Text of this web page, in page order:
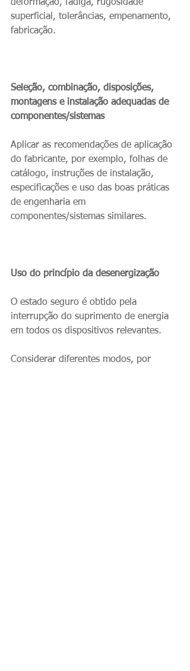
deformação, fadiga, rugosidade
superficial, tolerâncias, empenamento,
fabricação.
Seleção, combinação, disposições,
montagens e instalação adequadas de
componentes/sistemas
Aplicar as recomendações de aplicação
do fabricante, por exemplo, folhas de
catálogo, instruções de instalação,
especificações e uso das boas práticas
de engenharia em
componentes/sistemas similares.
Uso do princípio da desenergização
O estado seguro é obtido pela
interrupção do suprimento de energia
em todos os dispositivos relevantes.
Considerar diferentes modos, por